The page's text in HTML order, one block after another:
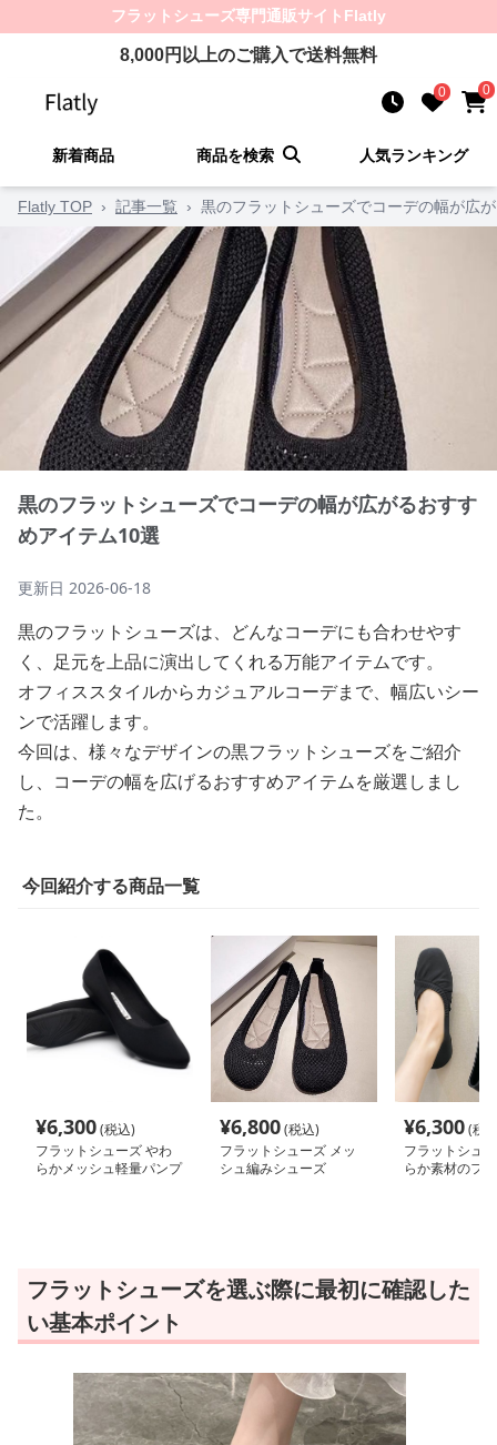
フラットシューズ専門通販サイト Flatly
8,000円以上のご購入で送料無料
0 0
新着商品 商品を検索 人気ランキング
Flatly TOP › 記事一覧 › 黒のフラットシューズでコーデの幅が広
黒のフラットシューズでコーデの幅が広がるおすす
めアイテム10選
更新日 2026-06-18
黒のフラットシューズは、どんなコーデにも合わせやす
く、足元を上品に演出してくれる万能アイテムです。
オフィススタイルからカジュアルコーデまで、幅広いシー
ンで活躍します。
今回は、様々なデザインの黒フラットシューズをご紹介
し、コーデの幅を広げるおすすめアイテムを厳選しまし
た。
今回紹介する商品一覧
¥6,300(税込)
フラットシューズ やわ
らかメッシュ軽量パンプ
¥6,800(税込)
フラットシューズ メッ
シュ編みシューズ
¥6,300(税
フラットシュ
らか素材のフ
フラットシューズを選ぶ際に最初に確認した
い基本ポイント